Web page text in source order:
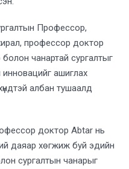
Профессор,
профессор доктор
чанартай сургалтыг
ашиглах
албан тушаалд
доктор Abtar нь
даяар хөгжиж буй эдийн
сургалтын чанарыг